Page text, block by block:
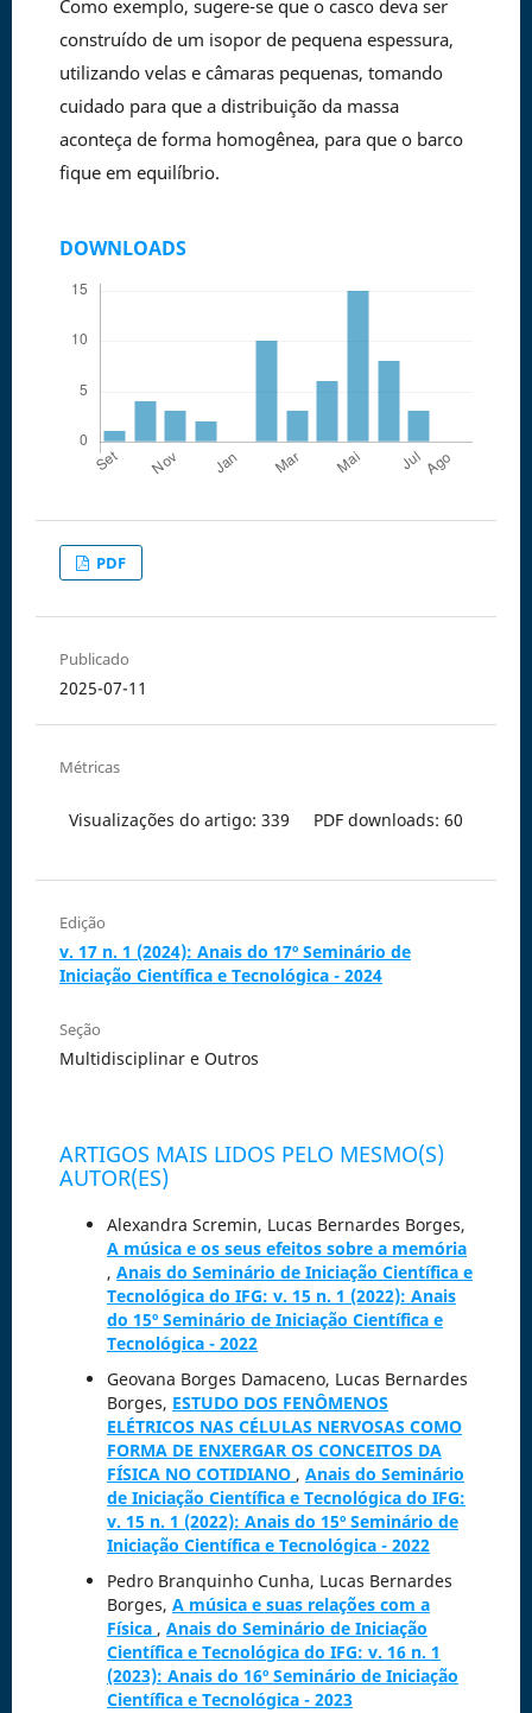
Como exemplo, sugere-se que o casco deva ser
construído de um isopor de pequena espessura,
utilizando velas e câmaras pequenas, tomando
cuidado para que a distribuição da massa
aconteça de forma homogênea, para que o barco
fique em equilíbrio.
DOWNLOADS
PDF
Publicado
2025-07-11
Métricas
Visualizações do artigo: 339 PDF downloads: 60
Edição
v. 17 n. 1 (2024): Anais do 17º Seminário de
Iniciação Científica e Tecnológica - 2024
Seção
Multidisciplinar e Outros
ARTIGOS MAIS LIDOS PELO MESMO(S)
AUTOR(ES)
Alexandra Scremin, Lucas Bernardes Borges,
A música e os seus efeitos sobre a memória
, Anais do Seminário de Iniciação Científica e
Tecnológica do IFG: v. 15 n. 1 (2022): Anais
do 15º Seminário de Iniciação Científica e
Tecnológica - 2022
Geovana Borges Damaceno, Lucas Bernardes
Borges, ESTUDO DOS FENÔMENOS
ELÉTRICOS NAS CÉLULAS NERVOSAS COMO
FORMA DE ENXERGAR OS CONCEITOS DA
FÍSICA NO COTIDIANO , Anais do Seminário
de Iniciação Científica e Tecnológica do IFG:
v. 15 n. 1 (2022): Anais do 15º Seminário de
Iniciação Científica e Tecnológica - 2022
Pedro Branquinho Cunha, Lucas Bernardes
Borges, A música e suas relações com a
Física , Anais do Seminário de Iniciação
Científica e Tecnológica do IFG: v. 16 n. 1
(2023): Anais do 16º Seminário de Iniciação
Científica e Tecnológica - 2023